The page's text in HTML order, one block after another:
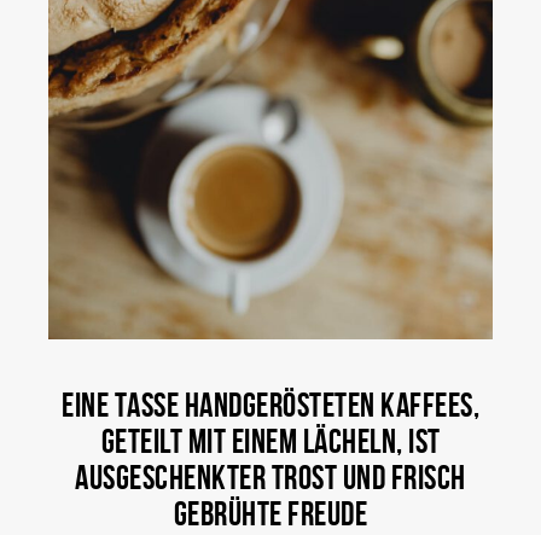
EINE TASSE HANDGERÖSTETEN KAFFEES,
GETEILT MIT EINEM LÄCHELN, IST
AUSGESCHENKTER TROST UND FRISCH
GEBRÜHTE FREUDE